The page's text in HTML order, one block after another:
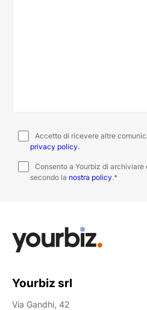
Accetto di ricevere altre
privacy policy.
Consento a Yourbiz di
secondo la nostra policy.*
Yourbiz srl
Via Gandhi, 42